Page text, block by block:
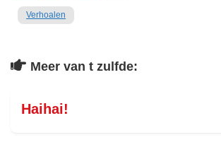
Verhoalen
Meer van t zulfde:
Haihai!